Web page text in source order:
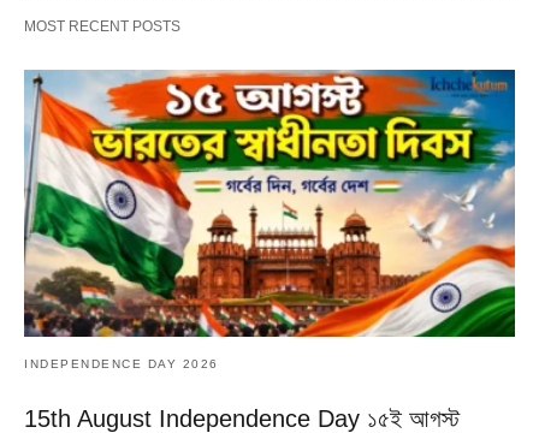
MOST RECENT POSTS
INDEPENDENCE DAY 2026
15th August Independence Day ১৫ই আগস্ট